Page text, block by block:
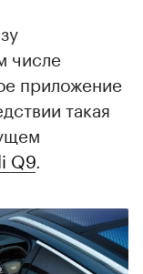
числе
приложение
такая
Q9.